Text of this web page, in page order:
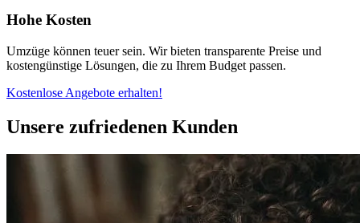
Hohe Kosten
Umzüge können teuer sein. Wir bieten transparente Preise und
kostengünstige Lösungen, die zu Ihrem Budget passen.
Kostenlose Angebote erhalten!
Unsere zufriedenen Kunden